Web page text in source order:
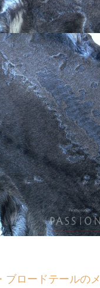
ブロードテールの